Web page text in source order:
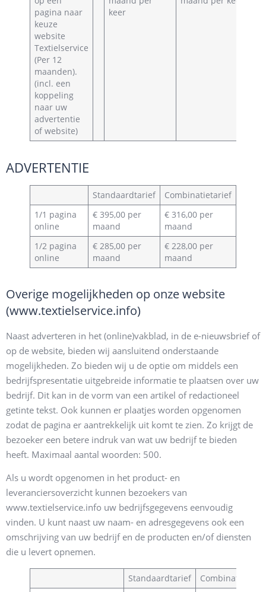
pagina naar
keuze
website
Textielservice
(Per 12
maanden).
(incl. een
koppeling
naar uw
advertentie
of website)
keer
ADVERTENTIE
Standaardtarief
Combinatietarief
1/1 pagina
online
€ 395,00 per
maand
€ 316,00 per
maand
1/2 pagina
online
€ 285,00 per
maand
€ 228,00 per
maand
Overige mogelijkheden op onze website
(www.textielservice.info)
Naast adverteren in het (online)vakblad, in de e-nieuwsbrief of
op de website, bieden wij aansluitend onderstaande
mogelijkheden. Zo bieden wij u de optie om middels een
bedrijfspresentatie uitgebreide informatie te plaatsen over uw
bedrijf. Dit kan in de vorm van een artikel of redactioneel
getinte tekst. Ook kunnen er plaatjes worden opgenomen
zodat de pagina er aantrekkelijk uit komt te zien. Zo krijgt de
bezoeker een betere indruk van wat uw bedrijf te bieden
heeft. Maximaal aantal woorden: 500.
Als u wordt opgenomen in het product- en
leveranciersoverzicht kunnen bezoekers van
www.textielservice.info uw bedrijfsgegevens eenvoudig
vinden. U kunt naast uw naam- en adresgegevens ook een
omschrijving van uw bedrijf en de producten en/of diensten
die u levert opnemen.
Standaardtarief